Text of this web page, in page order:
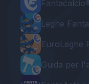
Leghe
EuroLeghe
Guida per